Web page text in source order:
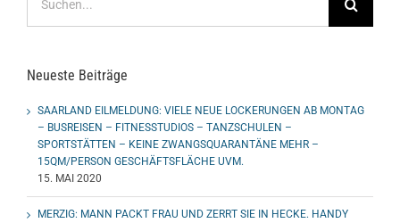
nach:
Neueste Beiträge
SAARLAND EILMELDUNG: VIELE NEUE LOCKERUNGEN AB MONTAG
– BUSREISEN – FITNESSTUDIOS – TANZSCHULEN –
SPORTSTÄTTEN – KEINE ZWANGSQUARANTÄNE MEHR –
15QM/PERSON GESCHÄFTSFLÄCHE UVM.
15. MAI 2020
MERZIG: MANN PACKT FRAU UND ZERRT SIE IN HECKE. HANDY